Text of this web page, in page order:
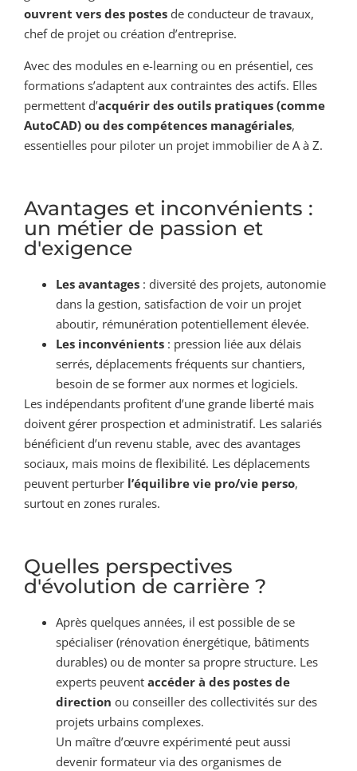
ouvrent vers des postes de conducteur de travaux,
chef de projet ou création d’entreprise.
Avec des modules en e-learning ou en présentiel, ces
formations s’adaptent aux contraintes des actifs. Elles
permettent d’acquérir des outils pratiques (comme
AutoCAD) ou des compétences managériales,
essentielles pour piloter un projet immobilier de A à Z.
Avantages et inconvénients :
un métier de passion et
d'exigence
Les avantages : diversité des projets, autonomie
dans la gestion, satisfaction de voir un projet
aboutir, rémunération potentiellement élevée.
Les inconvénients : pression liée aux délais
serrés, déplacements fréquents sur chantiers,
besoin de se former aux normes et logiciels.
Les indépendants profitent d’une grande liberté mais
doivent gérer prospection et administratif. Les salariés
bénéficient d’un revenu stable, avec des avantages
sociaux, mais moins de flexibilité. Les déplacements
peuvent perturber l’équilibre vie pro/vie perso,
surtout en zones rurales.
Quelles perspectives
d'évolution de carrière ?
Après quelques années, il est possible de se
spécialiser (rénovation énergétique, bâtiments
durables) ou de monter sa propre structure. Les
experts peuvent accéder à des postes de
direction ou conseiller des collectivités sur des
projets urbains complexes.
Un maître d’œuvre expérimenté peut aussi
devenir formateur via des organismes de